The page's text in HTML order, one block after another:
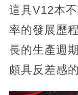
這具V12本
率的發展歷
長的生產週
頗具反差感